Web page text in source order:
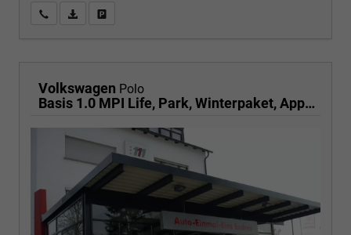
Wir rufen Sie anPDF-Fahrzeugexposé drucken
Volkswagen Polo
Basis 1.0 MPI Life, Park, Winterpaket, App-Connect, sofort